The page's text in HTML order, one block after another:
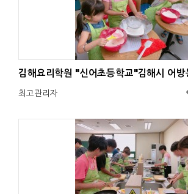
김해요리학원 "신어초등학교"김해시 어
최고관리자